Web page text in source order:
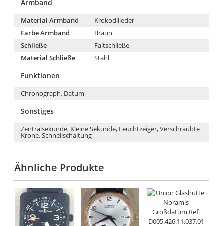
Armband
Material Armband
Krokodilleder
Farbe Armband
Braun
Schließe
Faltschließe
Material Schließe
Stahl
Funktionen
Chronograph, Datum
Sonstiges
Zentralsekunde, Kleine Sekunde, Leuchtzeiger, Verschraubte
Krone, Schnellschaltung
Ähnliche Produkte